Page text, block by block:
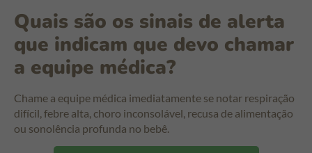
Quais são os sinais de alerta
que indicam que devo chamar
a equipe médica?
Chame a equipe médica imediatamente se notar respiração
difícil, febre alta, choro inconsolável, recusa de alimentação
ou sonolência profunda no bebê.